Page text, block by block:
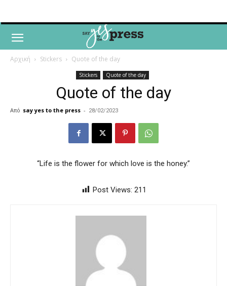
Αρχική Stickers Quote of the day
Stickers Quote of the day
Quote of the day
Από say yes to the press - 28/02/2023
“Life is the flower for which love is the honey.”
Post Views: 211